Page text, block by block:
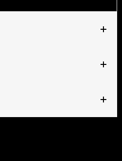
FLHX, FLTRX et FLTRXSTSE